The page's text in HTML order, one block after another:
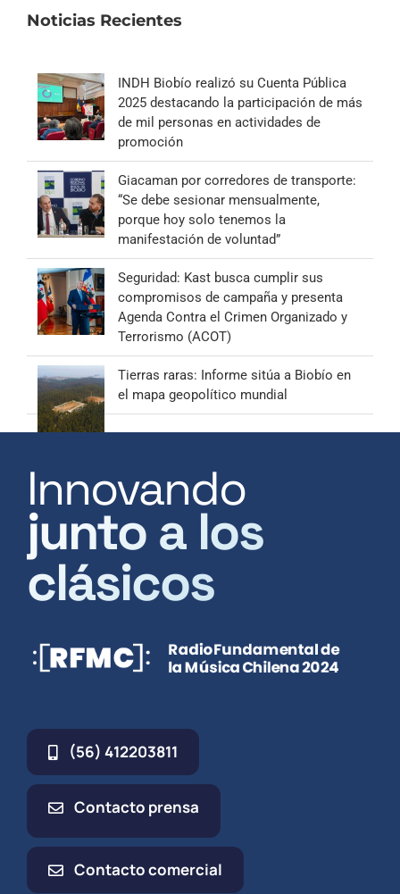
Noticias Recientes
INDH Biobío realizó su Cuenta Pública
2025 destacando la participación de más
de mil personas en actividades de
promoción
Giacaman por corredores de transporte:
“Se debe sesionar mensualmente,
porque hoy solo tenemos la
manifestación de voluntad”
Seguridad: Kast busca cumplir sus
compromisos de campaña y presenta
Agenda Contra el Crimen Organizado y
Terrorismo (ACOT)
Tierras raras: Informe sitúa a Biobío en
el mapa geopolítico mundial
Innovando
junto a los
clásicos
(56) 412203811
Contacto prensa
Contacto comercial